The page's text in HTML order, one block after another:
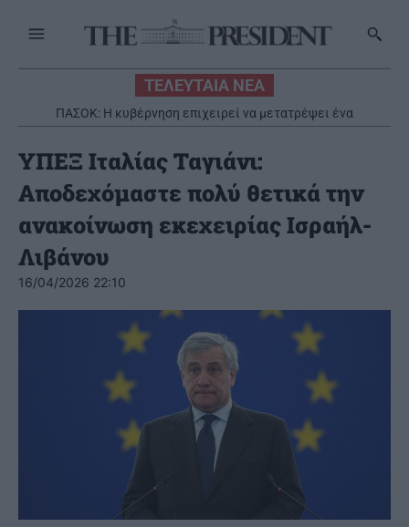
ΤΕΛΕΥΤΑΙΑ ΝΕΑ
ΠΑΣΟΚ: Η κυβέρνηση επιχειρεί να μετατρέψει ένα
πρωτοφανές φιάσκο σε πρωθυπουργική φιέστα
ΥΠΕΞ Ιταλίας Ταγιάνι:
Αποδεχόμαστε πολύ θετικά την
ανακοίνωση εκεχειρίας Ισραήλ-
Λιβάνου
16/04/2026 22:10